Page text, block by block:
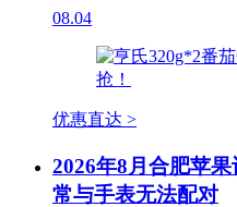
08.04
优惠直达 >
2026年8月合肥苹
常与手表无法配对